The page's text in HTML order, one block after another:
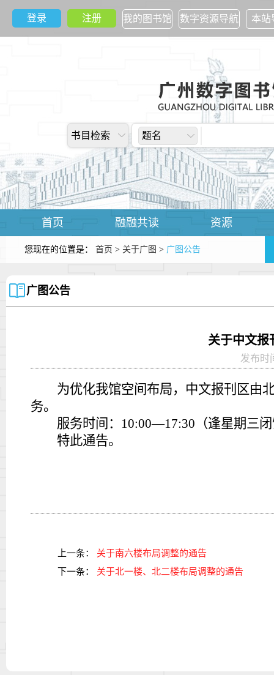
登录 注册 我的图书馆 数字资源导航 本站
书目检索 题名
首页 融融共读 资源
您现在的位置是： 首页 > 关于广图 > 广图公告
广图公告
关于中文报
发布时
为优化我馆空间布局，中文报刊区由
务。
服务时间： 10:00—17:30 （逢星期三
特此通告。
上一条：
关于南六楼布局调整的通告
下一条：
关于北一楼、北二楼布局调整的通告